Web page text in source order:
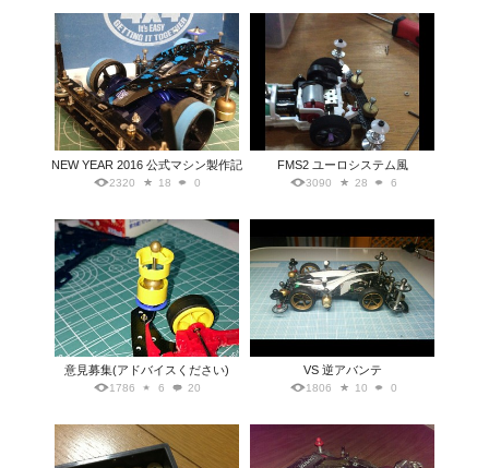
NEW YEAR 2016 公式マシン製作記
2320 18 0
FMS2 ユーロシステム風
3090 28 6
意見募集(アドバイスください)
1786 6 20
VS 逆アバンテ
1806 10 0